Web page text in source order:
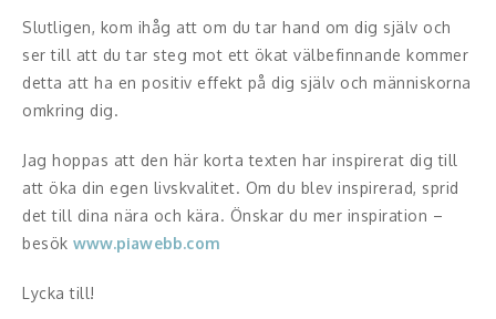
Slutligen, kom ihåg att om du tar hand om dig själv och
ser till att du tar steg mot ett ökat välbefinnande kommer
detta att ha en positiv effekt på dig själv och människorna
omkring dig.
Jag hoppas att den här korta texten har inspirerat dig till
att öka din egen livskvalitet. Om du blev inspirerad, sprid
det till dina nära och kära. Önskar du mer inspiration –
besök www.piawebb.com
Lycka till!